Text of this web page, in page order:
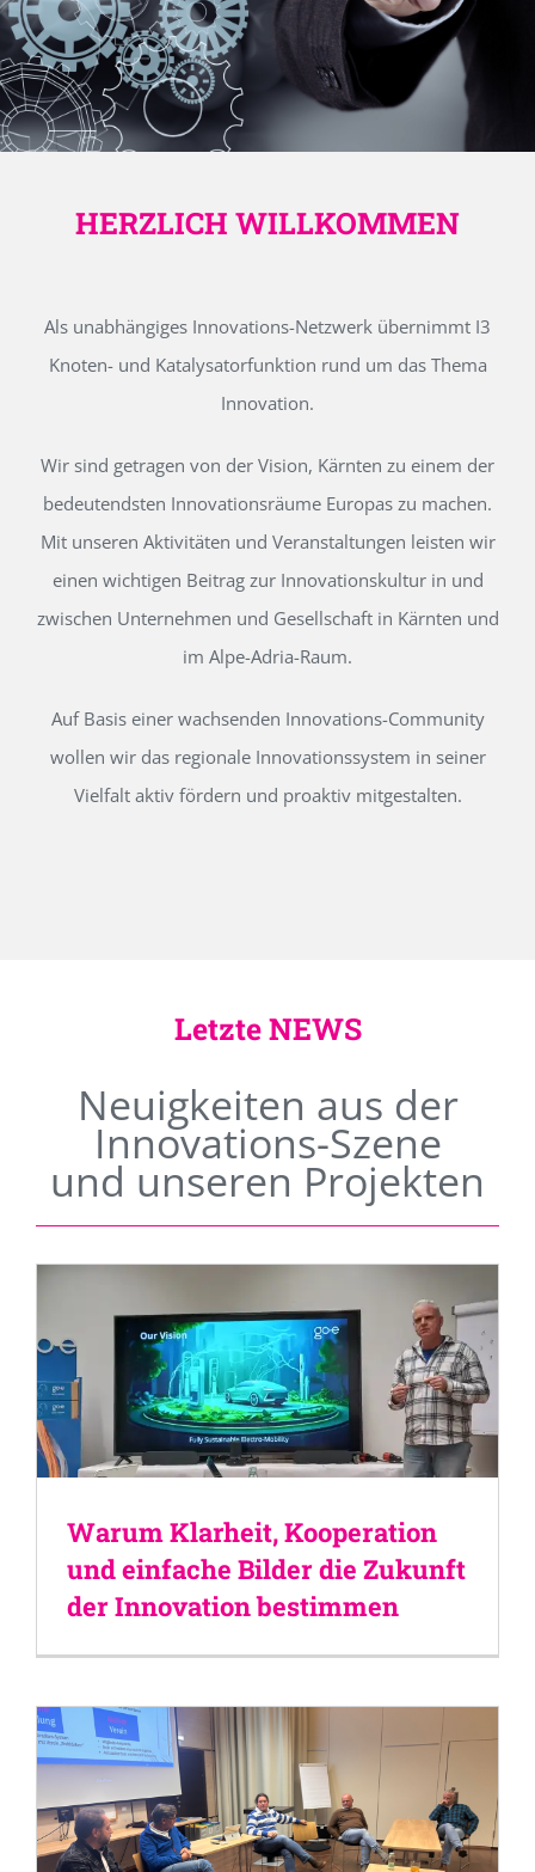
HERZLICH WILLKOMMEN
Als unabhängiges Innovations-Netzwerk übernimmt I3
Knoten- und Katalysatorfunktion rund um das Thema
Innovation.
Wir sind getragen von der Vision, Kärnten zu einem der
bedeutendsten Innovationsräume Europas zu machen.
Mit unseren Aktivitäten und Veranstaltungen leisten wir
einen wichtigen Beitrag zur Innovationskultur in und
zwischen Unternehmen und Gesellschaft in Kärnten und
im Alpe-Adria-Raum.
Auf Basis einer wachsenden Innovations-Community
wollen wir das regionale Innovationssystem in seiner
Vielfalt aktiv fördern und proaktiv mitgestalten.
Letzte NEWS
Neuigkeiten aus der
Innovations-Szene
und unseren Projekten
Warum Klarheit, Kooperation
und einfache Bilder die Zukunft
der Innovation bestimmen